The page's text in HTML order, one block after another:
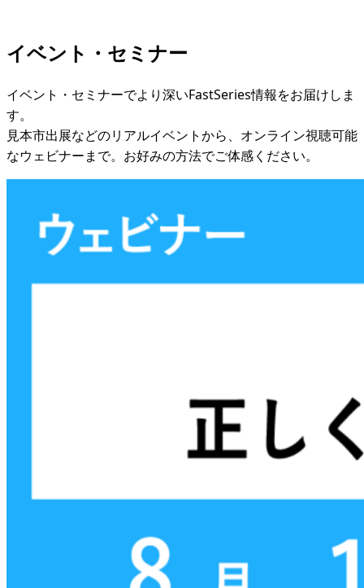
イベント・セミナー
イベント・セミナーでより深いFastSeries情報をお届けしま
す。
見本市出展などのリアルイベントから、オンライン視聴可能
なウェビナーまで。お好みの方法でご体感ください。